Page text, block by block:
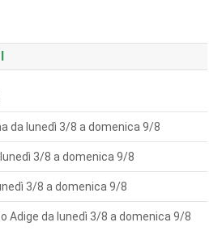
da lunedì 3/8 a domenica 9/8
3/8 a domenica 9/8
3/8 a domenica 9/8
Adige da lunedì 3/8 a domenica 9/8